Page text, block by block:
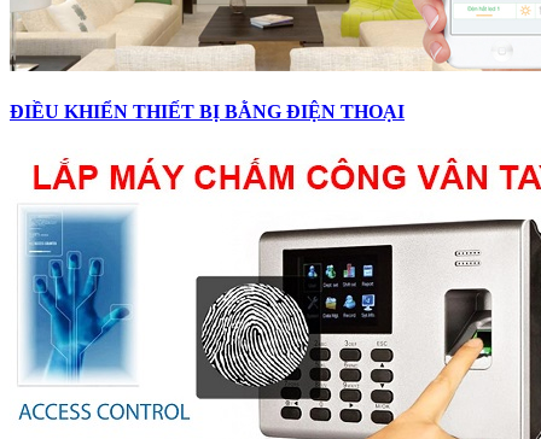
ĐIỀU KHIỂN THIẾT BỊ BẰNG ĐIỆN THOẠI